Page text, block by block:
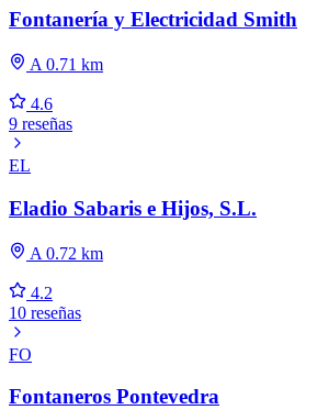
Fontanería y Electricidad Smith
A 0.71 km
4.6
9 reseñas
EL
Eladio Sabaris e Hijos, S.L.
A 0.72 km
4.2
10 reseñas
FO
Fontaneros Pontevedra